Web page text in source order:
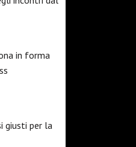
in forma
giusti per la